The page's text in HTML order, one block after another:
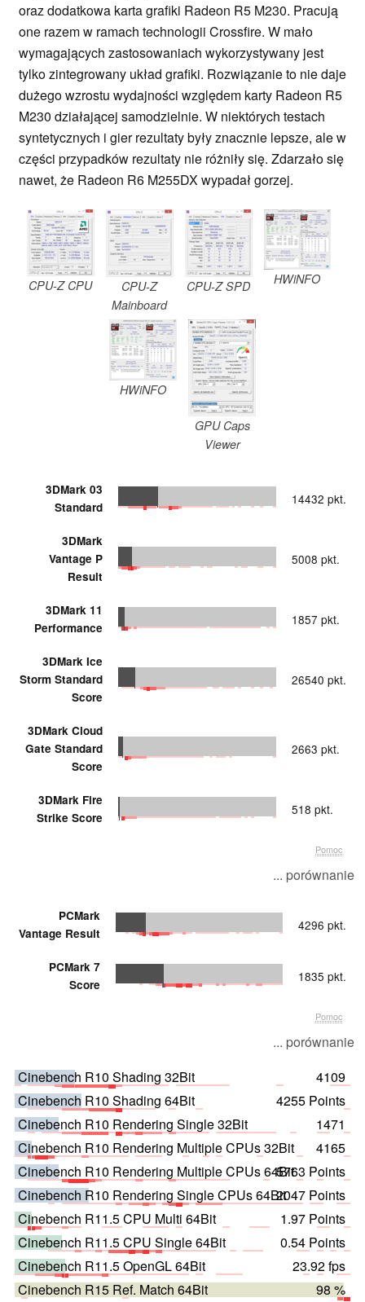
oraz dodatkowa karta grafiki Radeon R5 M230. Pracują
one razem w ramach technologii Crossfire. W mało
wymagających zastosowaniach wykorzystywany jest
tylko zintegrowany układ grafiki. Rozwiązanie to nie daje
dużego wzrostu wydajności względem karty Radeon R5
M230 działającej samodzielnie. W niektórych testach
syntetycznych i gier rezultaty były znacznie lepsze, ale w
części przypadków rezultaty nie różniły się. Zdarzało się
nawet, że Radeon R6 M255DX wypadał gorzej.
CPU-Z CPU
CPU-Z
Mainboard
CPU-Z SPD HWiNFO
HWiNFO
GPU Caps
Viewer
3DMark 03
Standard
14432 pkt.
3DMark
Vantage P
Result
5008 pkt.
3DMark 11
Performance
1857 pkt.
3DMark Ice
Storm Standard
Score
26540 pkt.
3DMark Cloud
Gate Standard
Score
2663 pkt.
3DMark Fire
Strike Score
518 pkt.
Pomoc
... porównanie
PCMark
Vantage Result
4296 pkt.
PCMark 7
Score
1835 pkt.
Pomoc
... porównanie
Cinebench R10 Shading 32Bit
4109
Cinebench R10 Shading 64Bit
4255 Points
Cinebench R10 Rendering Single 32Bit
1471
Cinebench R10 Rendering Multiple CPUs 32Bit
4165
Cinebench R10 Rendering Multiple CPUs 64Bit5763 Points
Cinebench R10 Rendering Single CPUs 64Bit2047 Points
Cinebench R11.5 CPU Multi 64Bit
1.97 Points
Cinebench R11.5 CPU Single 64Bit
0.54 Points
Cinebench R11.5 OpenGL 64Bit
23.92 fps
Cinebench R15 Ref. Match 64Bit
98 %